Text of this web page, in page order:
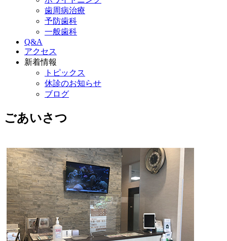
歯周病治療
予防歯科
一般歯科
Q&A
アクセス
新着情報
トピックス
休診のお知らせ
ブログ
ごあいさつ